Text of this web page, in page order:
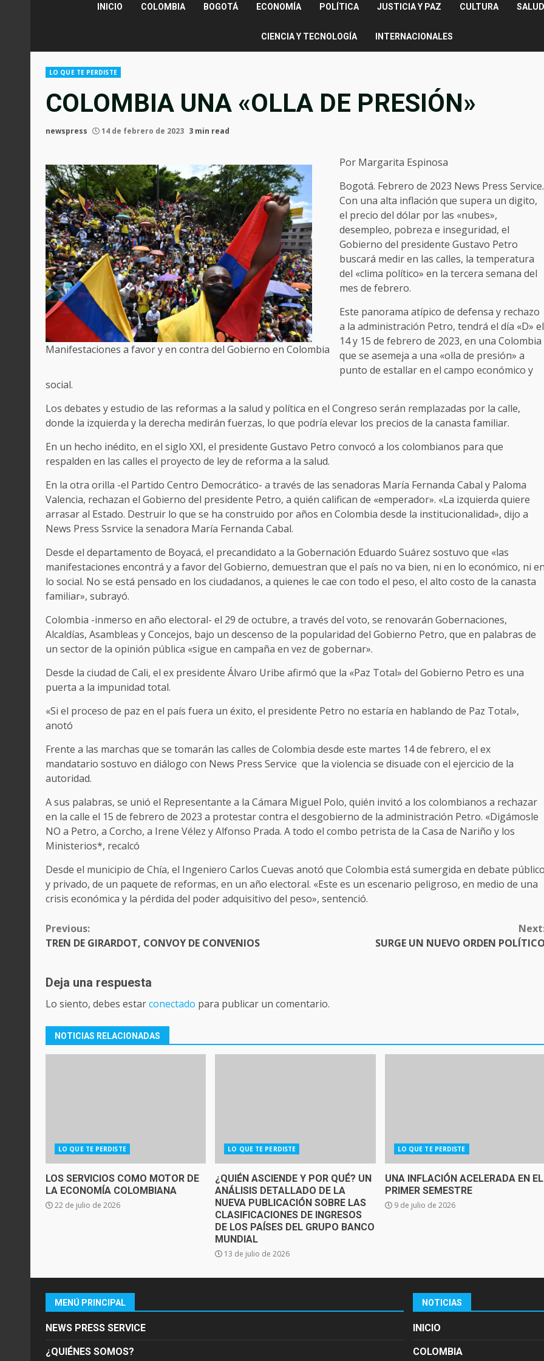
INICIO COLOMBIA BOGOTÁ ECONOMÍA POLÍTICA JUSTICIA Y PAZ CULTURA
CIENCIA Y TECNOLOGÍA INTERNACIONALES
LO QUE TE PERDISTE
COLOMBIA UNA «OLLA DE PRESIÓN»
newspress 14 de febrero de 2023 3 min read
Manifestaciones a favor y en contra del Gobierno en Colombia
Por Margarita Espinosa
Bogotá. Febrero de 2023 News Press Service.
Con una alta inflación que supera un digito,
el precio del dólar por las «nubes»,
desempleo, pobreza e inseguridad, el
Gobierno del presidente Gustavo Petro
buscará medir en las calles, la temperatura
del «clima político» en la tercera semana del
mes de febrero.
Este panorama atípico de defensa y rechazo
a la administración Petro, tendrá el día «D» el
14 y 15 de febrero de 2023, en una Colombia
que se asemeja a una «olla de presión» a
punto de estallar en el campo económico y
social.
Los debates y estudio de las reformas a la salud y política en el Congreso serán remplazadas por la calle,
donde la izquierda y la derecha medirán fuerzas, lo que podría elevar los precios de la canasta familiar.
En un hecho inédito, en el siglo XXI, el presidente Gustavo Petro convocó a los colombianos para que
respalden en las calles el proyecto de ley de reforma a la salud.
En la otra orilla -el Partido Centro Democrático- a través de las senadoras María Fernanda Cabal y Paloma
Valencia, rechazan el Gobierno del presidente Petro, a quién califican de «emperador». «La izquierda quiere
arrasar al Estado. Destruir lo que se ha construido por años en Colombia desde la institucionalidad», dijo a
News Press Ssrvice la senadora María Fernanda Cabal.
Desde el departamento de Boyacá, el precandidato a la Gobernación Eduardo Suárez sostuvo que «las
manifestaciones encontrá y a favor del Gobierno, demuestran que el país no va bien, ni en lo económico, ni
lo social. No se está pensado en los ciudadanos, a quienes le cae con todo el peso, el alto costo de la canasta
familiar», subrayó.
Colombia -inmerso en año electoral- el 29 de octubre, a través del voto, se renovarán Gobernaciones,
Alcaldías, Asambleas y Concejos, bajo un descenso de la popularidad del Gobierno Petro, que en palabras de
un sector de la opinión pública «sigue en campaña en vez de gobernar».
Desde la ciudad de Cali, el ex presidente Álvaro Uribe afirmó que la «Paz Total» del Gobierno Petro es una
puerta a la impunidad total.
«Si el proceso de paz en el país fuera un éxito, el presidente Petro no estaría en hablando de Paz Total»,
anotó
Frente a las marchas que se tomarán las calles de Colombia desde este martes 14 de febrero, el ex
mandatario sostuvo en diálogo con News Press Service que la violencia se disuade con el ejercicio de la
autoridad.
A sus palabras, se unió el Representante a la Cámara Miguel Polo, quién invitó a los colombianos a rechazar
en la calle el 15 de febrero de 2023 a protestar contra el desgobierno de la administración Petro. «Digámosle
NO a Petro, a Corcho, a Irene Vélez y Alfonso Prada. A todo el combo petrista de la Casa de Nariño y los
Ministerios*, recalcó
Desde el municipio de Chía, el Ingeniero Carlos Cuevas anotó que Colombia está sumergida en debate
y privado, de un paquete de reformas, en un año electoral. «Este es un escenario peligroso, en medio de una
crisis económica y la pérdida del poder adquisitivo del peso», sentenció.
CONTINUE
READING
Previous:
TREN DE GIRARDOT, CONVOY DE CONVENIOS
SURGE UN NUEVO ORDEN
Deja una respuesta
Lo siento, debes estarconectado para publicar un comentario.
NOTICIAS RELACIONADAS
LO QUE TE PERDISTE
LOS SERVICIOS COMO MOTOR DE
LA ECONOMÍA COLOMBIANA
22 de julio de 2026
LO QUE TE PERDISTE
¿QUIÉN ASCIENDE Y POR QUÉ? UN
ANÁLISIS DETALLADO DE LA
NUEVA PUBLICACIÓN SOBRE LAS
CLASIFICACIONES DE INGRESOS
DE LOS PAÍSES DEL GRUPO BANCO
MUNDIAL
13 de julio de 2026
LO QUE TE PERDISTE
UNA INFLACIÓN ACELERADA EN EL
PRIMER SEMESTRE
9 de julio de 2026
MENÚ PRINCIPAL
NEWS PRESS SERVICE
¿QUIÉNES SOMOS?
NOTICIAS
INICIO
COLOMBIA